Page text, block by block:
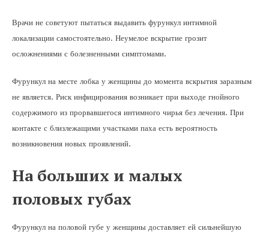
Врачи не советуют пытаться выдавить фурункул интимной
локализации самостоятельно. Неумелое вскрытие грозит
осложнениями с болезненными симптомами.
Фурункул на месте лобка у женщины до момента вскрытия заразным
не является. Риск инфицирования возникает при выходе гнойного
содержимого из прорвавшегося интимного чирья без лечения. При
контакте с близлежащими участками паха есть вероятность
возникновения новых проявлений.
На больших и малых
половых губах
Фурункул на половой губе у женщины доставляет ей сильнейшую